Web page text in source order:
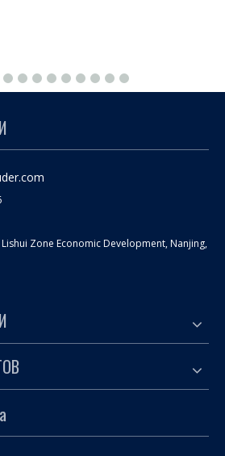
Zone Economic Development, Nanjing,